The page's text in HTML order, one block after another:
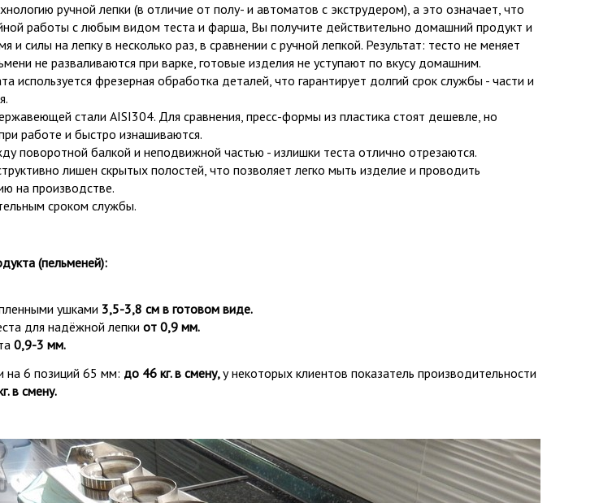
ручной лепки (в отличие от полу- и автоматов с экструдером), а это означает, что
работы с любым видом теста и фарша, Вы получите действительно домашний продукт и
и силы на лепку в несколько раз, в сравнении с ручной лепкой. Результат: тесто не меняет
не разваливаются при варке, готовые изделия не уступают по вкусу домашним.
используется фрезерная обработка деталей, что гарантирует долгий срок службы - части и
стали AISI304. Для сравнения, пресс-формы из пластика стоят дешевле, но
работе и быстро изнашиваются.
поворотной балкой и неподвижной частью - излишки теста отлично отрезаются.
лишен скрытых полостей, что позволяет легко мыть изделие и проводить
на производстве.
сроком службы.
(пельменей):
ушками 3,5-3,8 см в готовом виде.
для надёжной лепки от 0,9 мм.
0,9-3 мм.
на 6 позиций 65 мм: до 46 кг. в смену,у некоторых клиентов показатель производительности
в смену.